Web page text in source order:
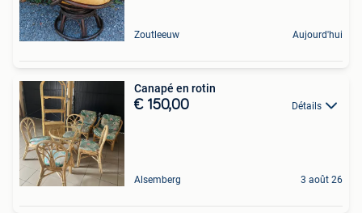
Zoutleeuw Aujourd'hui
Canapé en rotin
€ 150,00 Détails
Alsemberg 3 août 26